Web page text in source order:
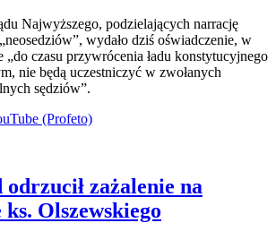
Najwyższego, podzielających narrację
wydało dziś oświadczenie, w
czasu przywrócenia ładu konstytucyjnego
nie będą uczestniczyć w zwołanych
sędziów”.
odrzucił zażalenie na
Olszewskiego